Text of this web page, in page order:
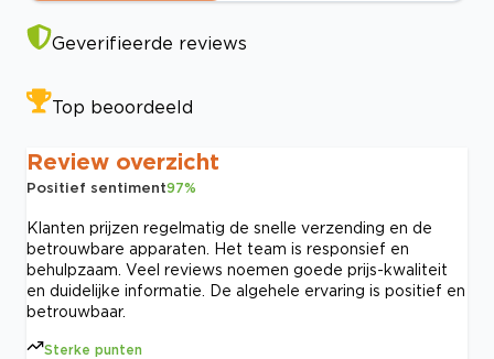
Geverifieerde reviews
Top beoordeeld
Review overzicht
Positief sentiment97%
Klanten prijzen regelmatig de snelle verzending en de
betrouwbare apparaten. Het team is responsief en
behulpzaam. Veel reviews noemen goede prijs-kwaliteit
en duidelijke informatie. De algehele ervaring is positief en
betrouwbaar.
Sterke punten